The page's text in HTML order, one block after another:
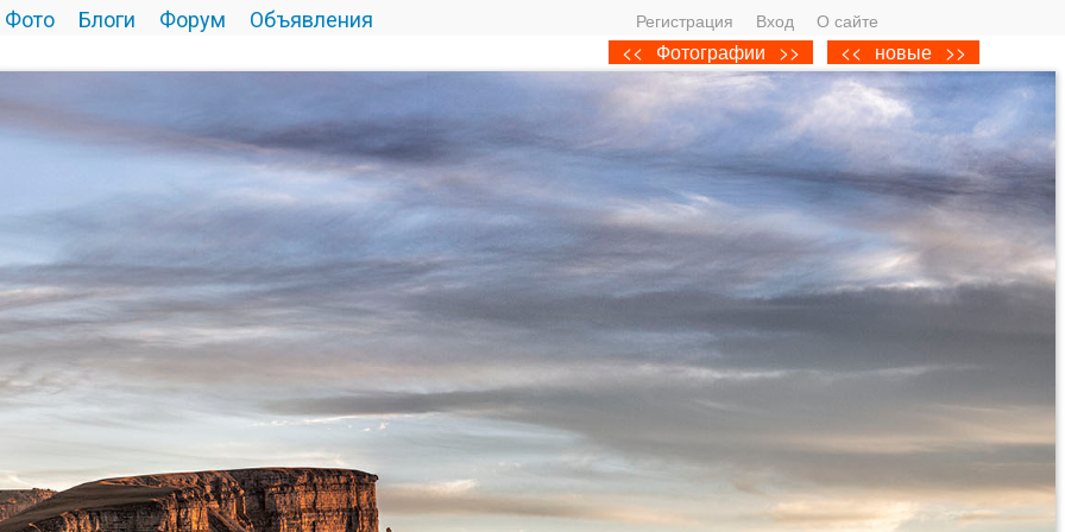
Фото Блоги Форум Объявления Регистрация Вход О сайте
<< новые >>
<< Фотографии >>